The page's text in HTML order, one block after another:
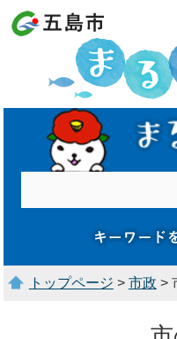
トップページ > 市政 >